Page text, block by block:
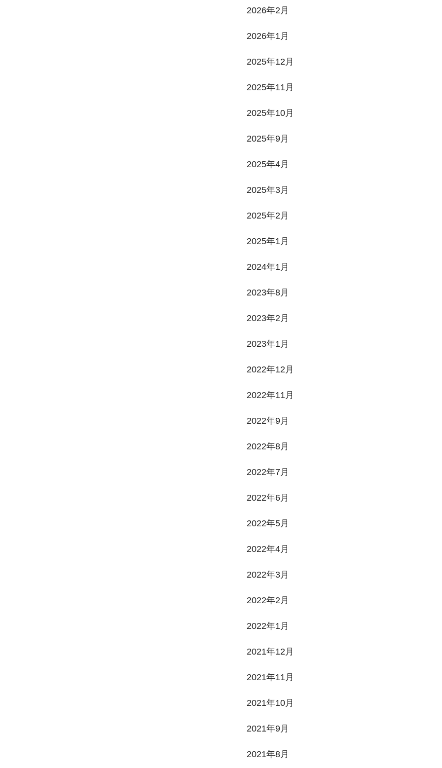
2026年2月
2026年1月
2025年12月
2025年11月
2025年10月
2025年9月
2025年4月
2025年3月
2025年2月
2025年1月
2024年1月
2023年8月
2023年2月
2023年1月
2022年12月
2022年11月
2022年9月
2022年8月
2022年7月
2022年6月
2022年5月
2022年4月
2022年3月
2022年2月
2022年1月
2021年12月
2021年11月
2021年10月
2021年9月
2021年8月